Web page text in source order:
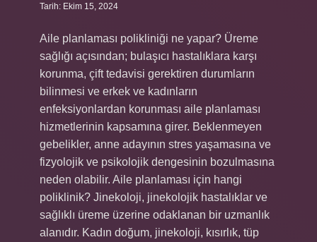
Tarih: Ekim 15, 2024
Aile planlaması polikliniği ne yapar? Üreme
sağlığı açısından; bulaşıcı hastalıklara karşı
korunma, çift tedavisi gerektiren durumların
bilinmesi ve erkek ve kadınların
enfeksiyonlardan korunması aile planlaması
hizmetlerinin kapsamına girer. Beklenmeyen
gebelikler, anne adayının stres yaşamasına ve
fizyolojik ve psikolojik dengesinin bozulmasına
neden olabilir. Aile planlaması için hangi
poliklinik? Jinekoloji, jinekolojik hastalıklar ve
sağlıklı üreme üzerine odaklanan bir uzmanlık
alanıdır. Kadın doğum, jinekoloji, kısırlık, tüp